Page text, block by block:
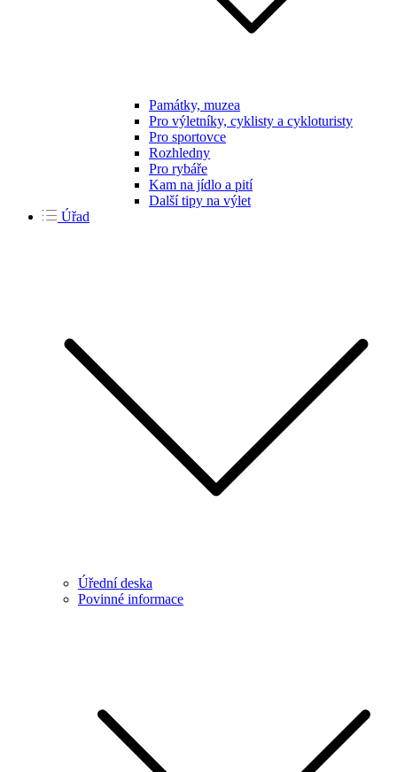
Památky, muzea
Pro výletníky, cyklisty a cykloturisty
Pro sportovce
Rozhledny
Pro rybáře
Kam na jídlo a pití
Další tipy na výlet
Úřad
Úřední deska
Povinné informace